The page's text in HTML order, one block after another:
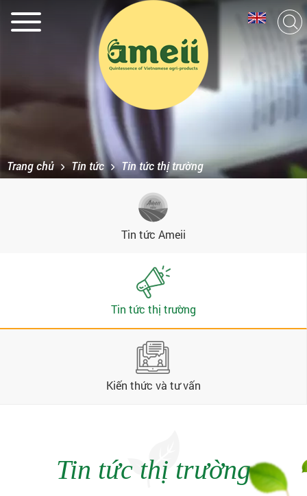
Trang chủ Tin tức Tin tức thị trường
Tin tức Ameii
Tin tức thị trường
Kiến thức và tư vấn
Tin tức thị trường